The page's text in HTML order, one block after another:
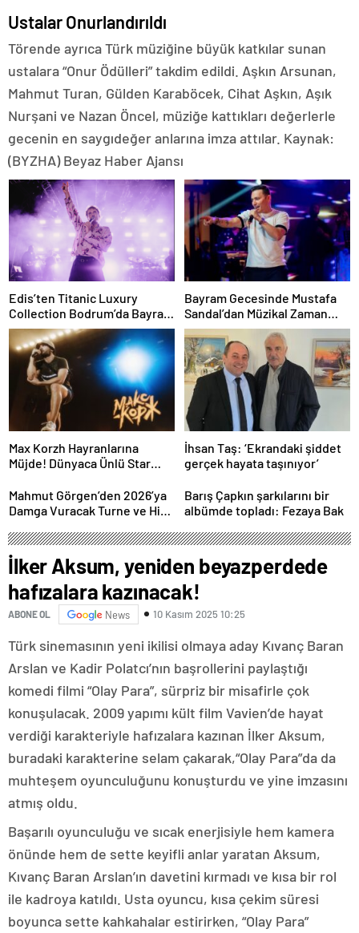
Ustalar Onurlandırıldı
Törende ayrıca Türk müziğine büyük katkılar sunan
ustalara “Onur Ödülleri” takdim edildi. Aşkın Arsunan,
Mahmut Turan, Gülden Karaböcek, Cihat Aşkın, Aşık
Nurşani ve Nazan Öncel, müziğe kattıkları değerlerle
gecenin en saygıdeğer anlarına imza attılar. Kaynak:
(BYZHA) Beyaz Haber Ajansı
Edis’ten Titanic Luxury
Collection Bodrum’da Bayram
Gecesine Damga Vuran
Performans
Bayram Gecesinde Mustafa
Sandal’dan Müzikal Zaman
Yolculuğu
Max Korzh Hayranlarına
Müjde! Dünyaca Ünlü Star
Performansla Hayranlarıyla
Buluşuyor
İhsan Taş: ‘Ekrandaki şiddet
gerçek hayata taşınıyor’
Mahmut Görgen’den 2026’ya
Damga Vuracak Turne ve Hit
Barış Çapkın şarkılarını bir
albümde topladı: Fezaya Bak
İlker Aksum, yeniden beyazperdede
hafızalara kazınacak!
ABONE OL News 10 Kasım 2025 10:25
Türk sinemasının yeni ikilisi olmaya aday Kıvanç Baran
Arslan ve Kadir Polatcı’nın başrollerini paylaştığı
komedi filmi “Olay Para”, sürpriz bir misafirle çok
konuşulacak. 2009 yapımı kült film Vavien’de hayat
verdiği karakteriyle hafızalara kazınan İlker Aksum,
buradaki karakterine selam çakarak,“Olay Para”da da
muhteşem oyunculuğunu konuşturdu ve yine imzasını
atmış oldu.
Başarılı oyunculuğu ve sıcak enerjisiyle hem kamera
önünde hem de sette keyifli anlar yaratan Aksum,
Kıvanç Baran Arslan’ın davetini kırmadı ve kısa bir rol
ile kadroya katıldı. Usta oyuncu, kısa çekim süresi
boyunca sette kahkahalar estirirken, “Olay Para”